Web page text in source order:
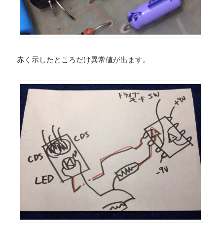
赤く示したところだけ異常値が出ます。